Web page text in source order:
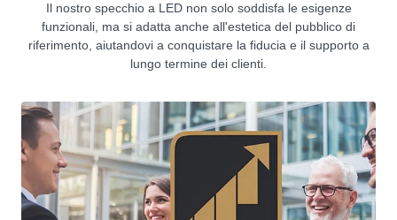
Il nostro specchio a LED non solo soddisfa le esigenze
funzionali, ma si adatta anche all'estetica del pubblico di
riferimento, aiutandovi a conquistare la fiducia e il supporto a
lungo termine dei clienti.